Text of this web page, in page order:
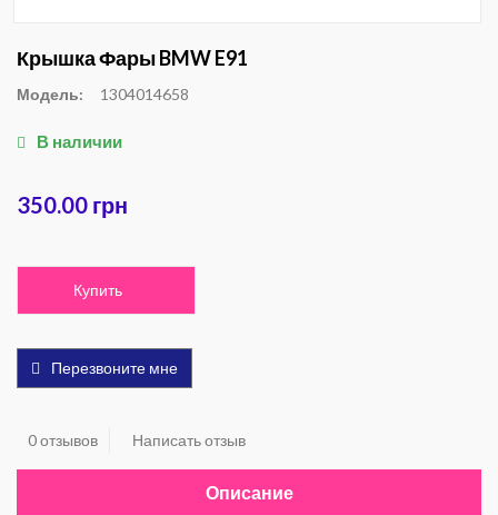
Крышка Фары BMW E91
Модель: 1304014658
В наличии
350.00 грн
Купить
Перезвоните мне
0 отзывов Написать отзыв
Описание